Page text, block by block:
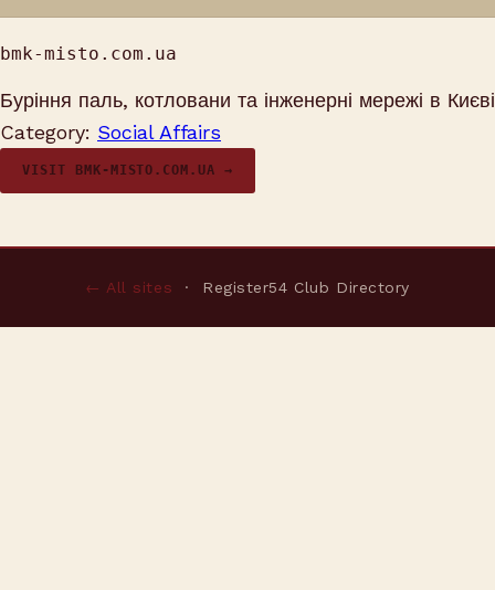
bmk-misto.com.ua
Буріння паль, котловани та інженерні мережі в Києві
Category: Social Affairs
VISIT BMK-MISTO.COM.UA →
← All sites · Register54 Club Directory